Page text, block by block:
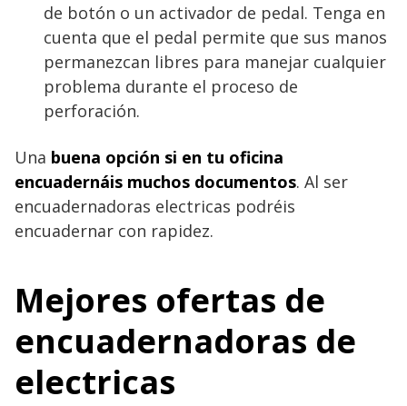
de botón o un activador de pedal. Tenga en
cuenta que el pedal permite que sus manos
permanezcan libres para manejar cualquier
problema durante el proceso de
perforación.
Una buena opción si en tu oficina
encuadernáis muchos documentos. Al ser
encuadernadoras electricas podréis
encuadernar con rapidez.
Mejores ofertas de
encuadernadoras de
electricas